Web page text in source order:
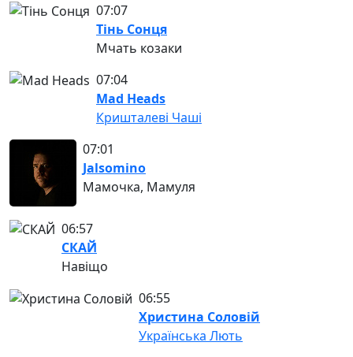
07:07
Тінь Сонця
Мчать козаки
07:04
Mad Heads
Кришталеві Чаші
07:01
Jalsomino
Мамочка, Мамуля
06:57
СКАЙ
Навіщо
06:55
Христина Соловій
Українська Лють